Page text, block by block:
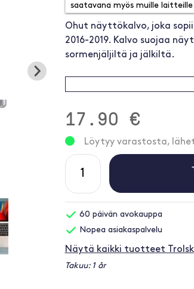
Ohut näyttökalvo, joka
2016-2019. Kalvo suojaa
sormenjäljiltä ja jälkiltä.
17.90 €
Löytyy varastosta,
60 päivän avokauppa
Nopea asiakaspalvelu
Näytä kaikki tuotteet Trolsk
Takuu: 1 år